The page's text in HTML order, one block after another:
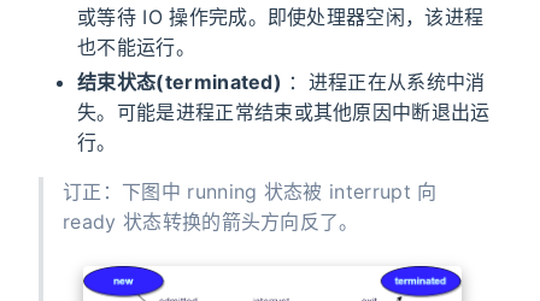
或等待 IO 操作完成。即使处理器空闲，该进程
也不能运行。
结束状态(terminated) ：进程正在从系统中消
失。可能是进程正常结束或其他原因中断退出运
行。
订正：下图中 running 状态被 interrupt 向
ready 状态转换的箭头方向反了。